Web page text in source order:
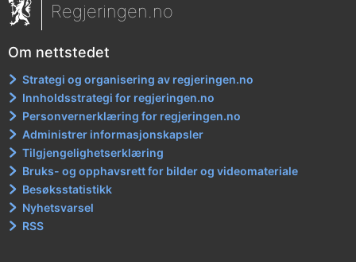
Regjeringen.no
Om nettstedet
Strategi og organisering av regjeringen.no
Innholdsstrategi for regjeringen.no
Personvernerklæring for regjeringen.no
Administrer informasjonskapsler
Tilgjengelighetserklæring
Bruks- og opphavsrett for bilder og videomateriale
Besøksstatistikk
Nyhetsvarsel
RSS